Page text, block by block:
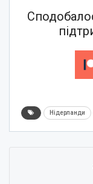
Нідерланди